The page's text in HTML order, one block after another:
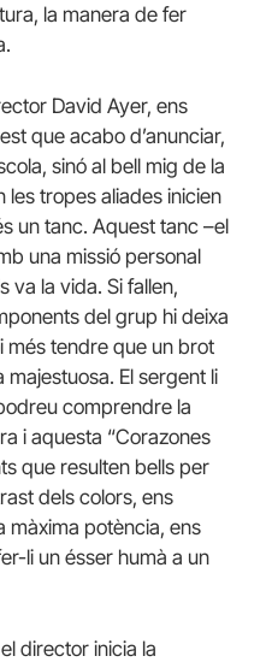
la manera de fer
David Ayer, ens
que acabo d’anunciar,
sinó al bell mig de la
les tropes aliades inicien
un tanc. Aquest tanc –el
una missió personal
va la vida. Si fallen,
del grup hi deixa
més tendre que un brot
El sergent li
comprendre la
i aquesta “Corazones
que resulten bells per
dels colors, ens
màxima potència, ens
li un ésser humà a un
director inicia la